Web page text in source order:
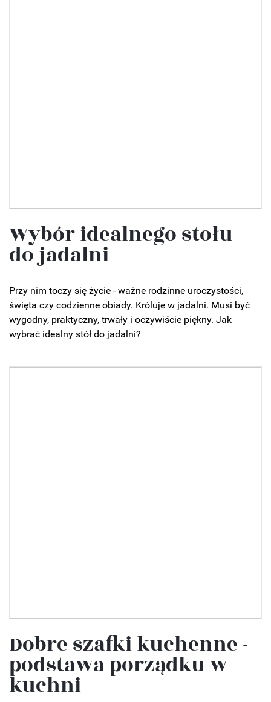
Wybór idealnego stołu
do jadalni
Przy nim toczy się życie - ważne rodzinne uroczystości,
święta czy codzienne obiady. Króluje w jadalni. Musi być
wygodny, praktyczny, trwały i oczywiście piękny. Jak
wybrać idealny stół do jadalni?
Dobre szafki kuchenne -
podstawa porządku w
kuchni